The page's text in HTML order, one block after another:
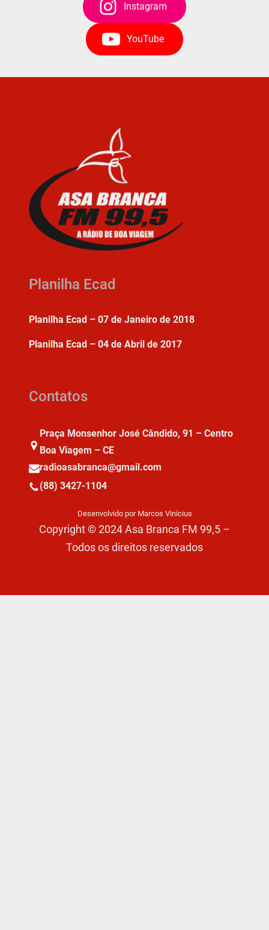
Instagram
YouTube
Planilha Ecad
Planilha Ecad – 07 de Janeiro de 2018
Planilha Ecad – 04 de Abril de 2017
Contatos
Praça Monsenhor José Cândido, 91 – Centro
Boa Viagem – CE
radioasabranca@gmail.com
(88) 3427-1104
Desenvolvido por Marcos Vinícius
Copyright © 2024 Asa Branca FM 99,5 –
Todos os direitos reservados